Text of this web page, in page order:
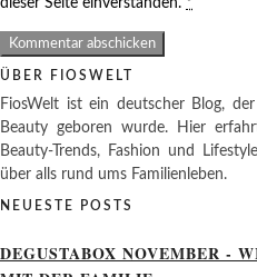
dieser Seite einverstanden. *
ÜBER FIOSWELT
FiosWelt ist ein deutscher Blog,
Beauty geboren wurde. Hier
Beauty-Trends, Fashion und
über alls rund ums Familienleben.
NEUESTE POSTS
DEGUSTABOX NOVEMBER -